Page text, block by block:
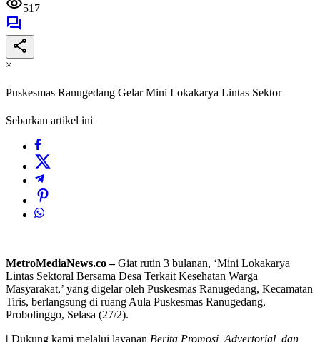
517
×
Puskesmas Ranugedang Gelar Mini Lokakarya Lintas Sektor
Sebarkan artikel ini
MetroMediaNews.co –Giat rutin 3 bulanan, ‘Mini Lokakarya
Lintas Sektoral Bersama Desa Terkait Kesehatan Warga
Masyarakat,’ yang digelar oleh Puskesmas Ranugedang, Kecamatan
Tiris, berlangsung di ruang Aula Puskesmas Ranugedang,
Probolinggo, Selasa (27/2).
| Dukung kami melalui layanan Berita Promosi, Advertorial, dan